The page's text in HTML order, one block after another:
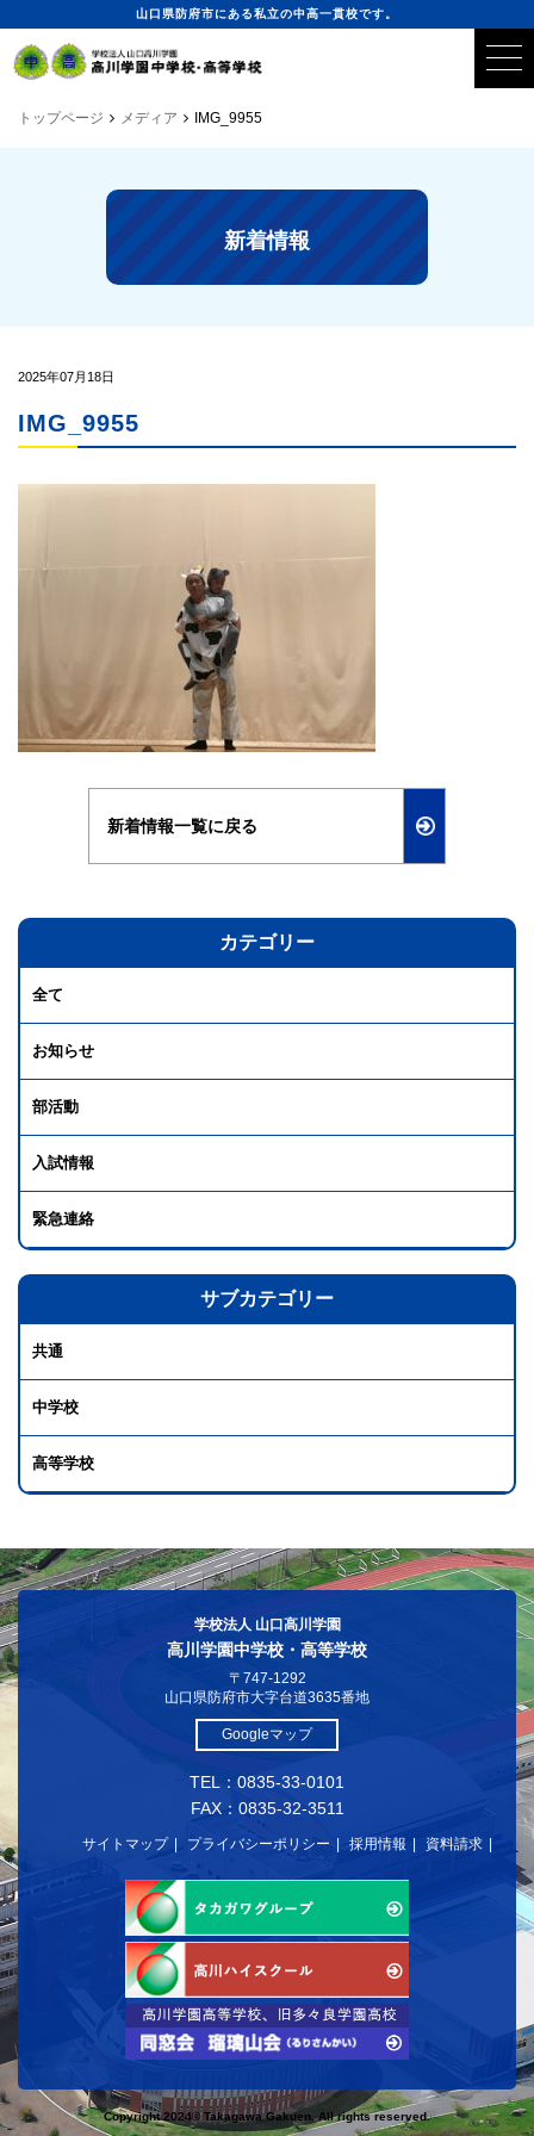
山口県防府市にある私立の中高一貫校です。
トップページ メディア IMG_9955
新着情報
2025年07月18日
IMG_9955
新着情報一覧に戻る
カテゴリー
全て
お知らせ
部活動
入試情報
緊急連絡
サブカテゴリー
共通
中学校
高等学校
学校法人 山口高川学園
高川学園中学校・高等学校
〒747-1292
山口県防府市大字台道3635番地
Googleマップ
TEL：0835-33-0101
FAX：0835-32-3511
サイトマップ プライバシーポリシー 採用情報 資料請求
Copyright 2024© Takagawa Gakuen. All rights reserved.